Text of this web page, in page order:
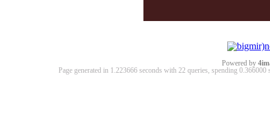
Powered by
Page generated in 1.223666 seconds with 22 queries, spending